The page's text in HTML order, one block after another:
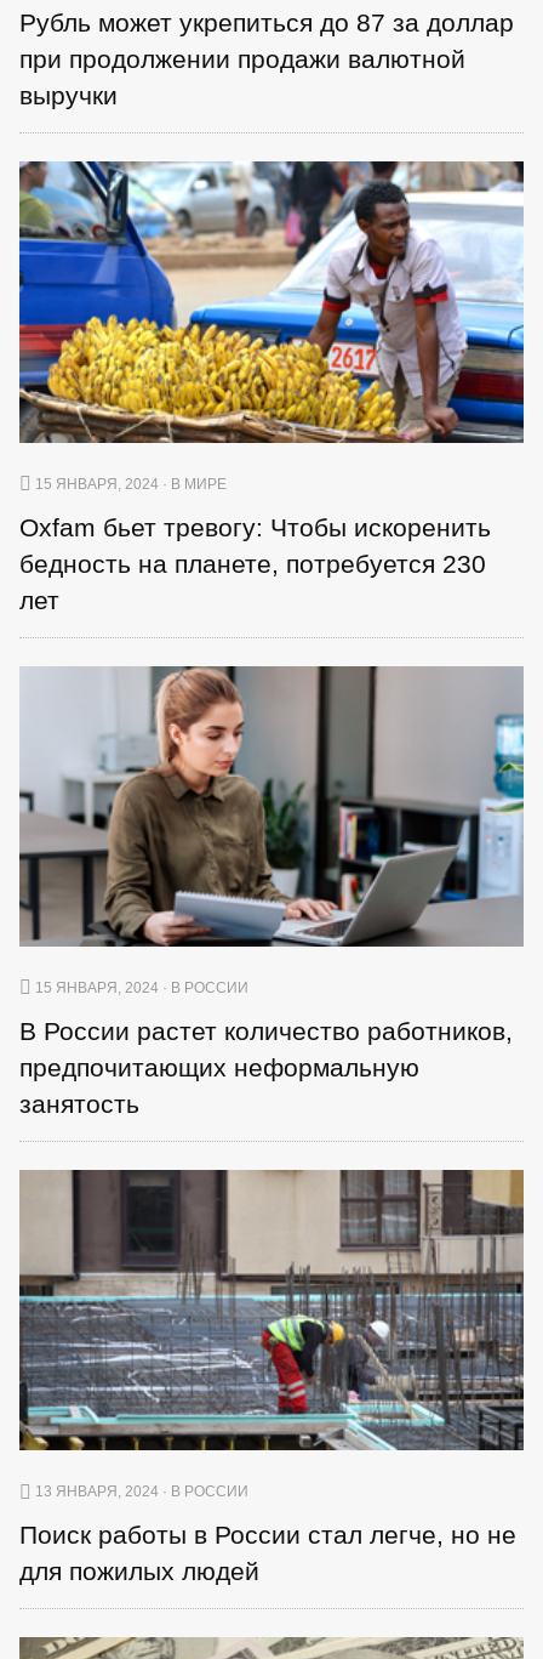
Рубль может укрепиться до 87 за доллар
при продолжении продажи валютной
выручки
15 ЯНВАРЯ, 2024 · В МИРЕ
Oxfam бьет тревогу: Чтобы искоренить
бедность на планете, потребуется 230
лет
15 ЯНВАРЯ, 2024 · В РОССИИ
В России растет количество работников,
предпочитающих неформальную
занятость
13 ЯНВАРЯ, 2024 · В РОССИИ
Поиск работы в России стал легче, но не
для пожилых людей